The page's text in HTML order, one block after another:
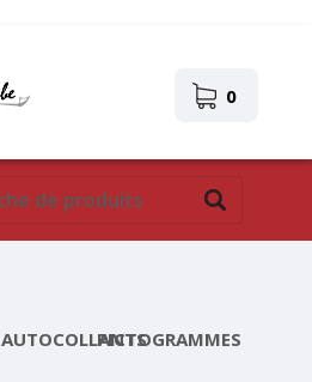
0
AUTOCOLLANTSPICTOGRAMMES